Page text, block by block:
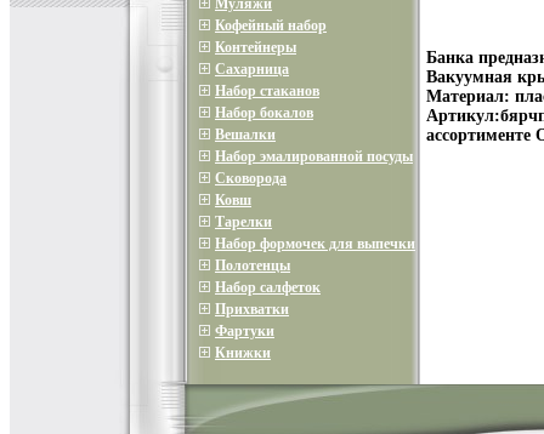
Муляжи
Кофейный набор
Контейнеры
Сахарница
Набор стаканов
Набор бокалов
Вешалки
Набор эмалированной посуды
Сковорода
Ковш
Тарелки
Набор формочек для выпечки
Полотенцы
Набор салфеток
Прихватки
Фартуки
Книжки
Банка
Вакуумная
Материал:
ассортименте